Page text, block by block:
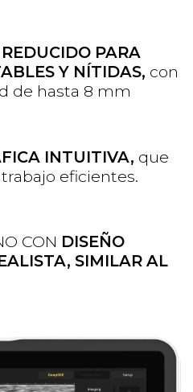
PARA
Y NÍTIDAS, con
de hasta 8 mm
INTUITIVA, que
eficientes.
CON DISEÑO
SIMILAR AL